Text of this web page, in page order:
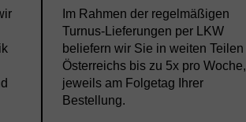
Im Rahmen der regelmäßigen
Turnus-Lieferungen per LKW
beliefern wir Sie in weiten Teilen
Österreichs bis zu 5x pro Woche,
jeweils am Folgetag Ihrer
Bestellung.